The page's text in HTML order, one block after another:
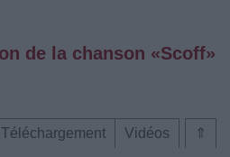
de la chanson «Scoff»
⇑
Téléchargement
Vidéos